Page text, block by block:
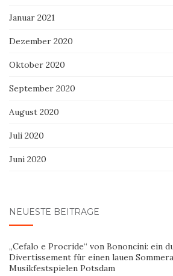
Januar 2021
Dezember 2020
Oktober 2020
September 2020
August 2020
Juli 2020
Juni 2020
NEUESTE BEITRÄGE
„Cefalo e Procride“ von Bononcini: ein
Divertissement für einen lauen
Musikfestspielen Potsdam